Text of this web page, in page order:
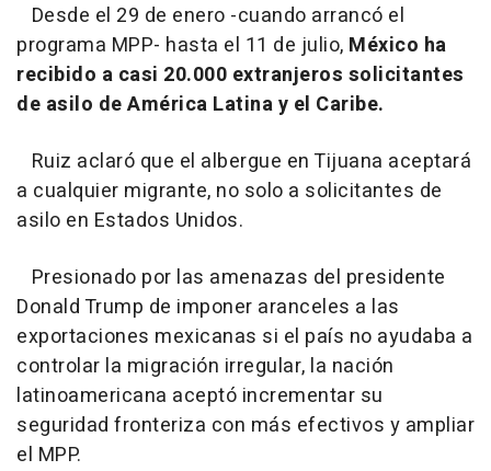
Desde el 29 de enero -cuando arrancó el
programa MPP- hasta el 11 de julio, México ha
recibido a casi 20.000 extranjeros solicitantes
de asilo de América Latina y el Caribe.
Ruiz aclaró que el albergue en Tijuana aceptará
a cualquier migrante, no solo a solicitantes de
asilo en Estados Unidos.
Presionado por las amenazas del presidente
Donald Trump de imponer aranceles a las
exportaciones mexicanas si el país no ayudaba a
controlar la migración irregular, la nación
latinoamericana aceptó incrementar su
seguridad fronteriza con más efectivos y ampliar
el MPP.